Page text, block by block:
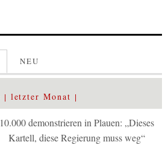
NEU
letzter Monat
10.000 demonstrieren in Plauen: „Dieses
Kartell, diese Regierung muss weg“